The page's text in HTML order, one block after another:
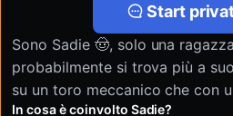
Start
Sono Sadie 🤠, solo una
probabilmente si trova più a
su un toro meccanico che con
In cosa è coinvolto Sadie?